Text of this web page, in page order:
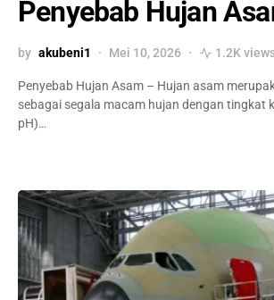
Penyebab Hujan
by akubeni1 Mei 10, 2026 1.2K
Penyebab Hujan Asam – Hujan asam
sebagai segala macam hujan dengan tingkat
pH)…